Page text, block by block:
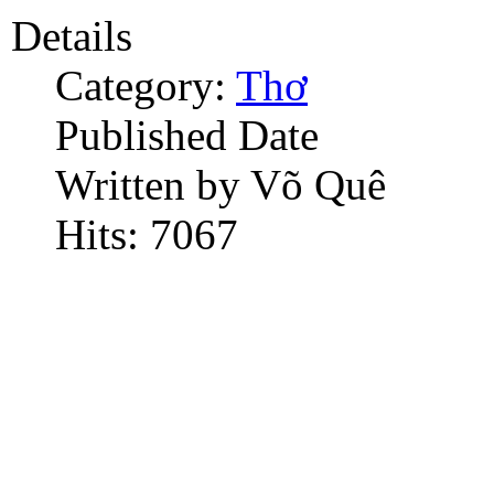
Details
Category: Thơ
Published Date
Written by Võ Quê
Hits: 7067